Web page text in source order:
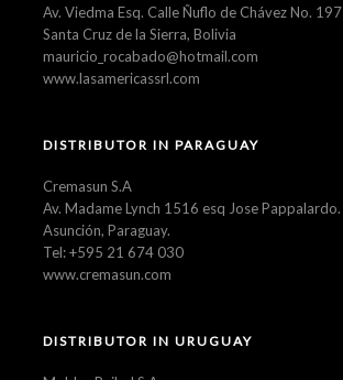
Av. Viedma Esq. Calle Ñuflo de Chávez No. 197
Santa Cruz de la Sierra, Bolivia
mauricio_rocabado@hotmail.com
www.lasamericassrl.com
DISTRIBUTOR IN PARAGUAY
Cremasun S.A
Av. Madame Lynch 1516 esq Jose Pappalardo.
Asunción, Paraguay.
Tel: +595 21 674 030
www.cremasun.com
DISTRIBUTOR IN URUGUAY